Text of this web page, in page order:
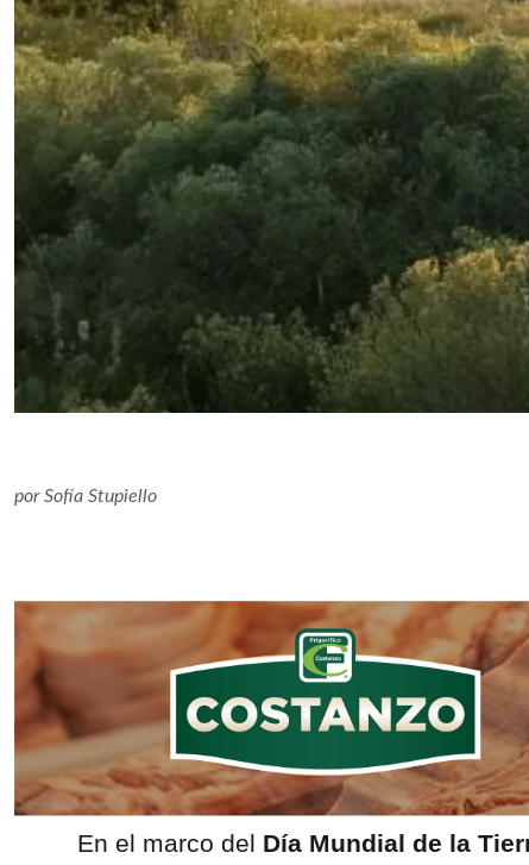
porSofía Stupiello
En el marco del Día Mundial de la